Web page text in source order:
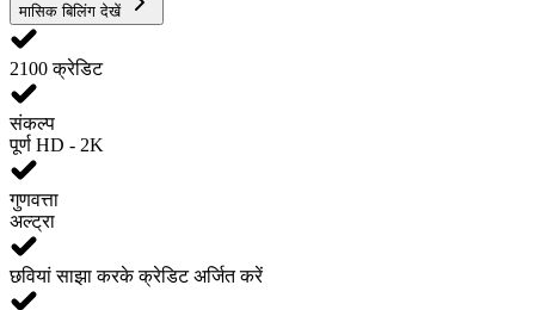
मासिक बिलिंग देखें
2100 क्रेडिट
संकल्प
पूर्ण HD - 2K
गुणवत्ता
अल्ट्रा
छवियां साझा करके क्रेडिट अर्जित करें